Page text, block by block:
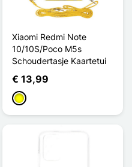
Xiaomi Redmi Note
10/10S/Poco M5s
Schoudertasje Kaartetui
€ 13,99
Geel